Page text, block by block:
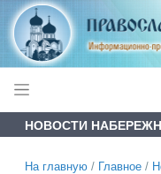
НОВОСТИ
На главную / Главное /